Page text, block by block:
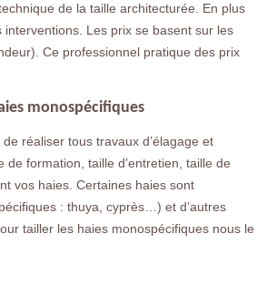
de la taille architecturée. En plus
Les prix se basent sur les
Ce professionnel pratique des prix
monospécifiques
réaliser tous travaux d’élagage et
formation, taille d’entretien, taille de
vos haies. Certaines haies sont
: thuya, cyprès…) et d’autres
tailler les haies monospécifiques nous le